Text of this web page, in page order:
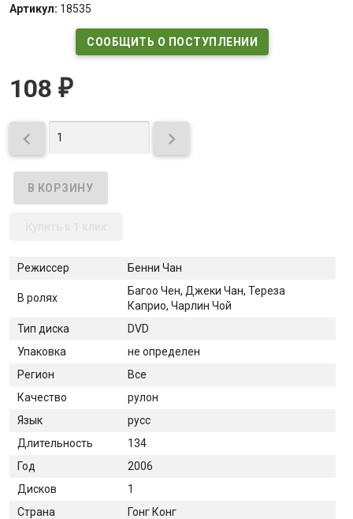
Артикул: 18535
СООБЩИТЬ О ПОСТУПЛЕНИИ
108 ₽
 
Режиссер Бенни Чан
В ролях
Багоо Чен, Джеки Чан, Тереза
Каприо, Чарлин Чой
Тип диска
DVD
Упаковка
не определен
Регион
Все
Качество
рулон
Язык
русс
Длительность
134
Год
2006
Дисков
1
Страна
Гонг Конг